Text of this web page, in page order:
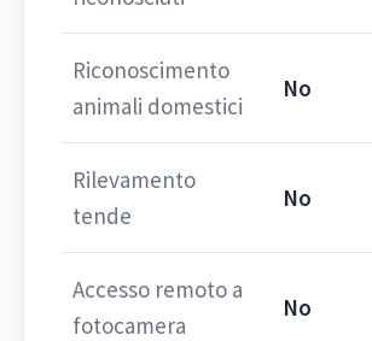
Riconoscimento
animali domestici
No
Rilevamento
tende
No
Accesso remoto a
fotocamera
No